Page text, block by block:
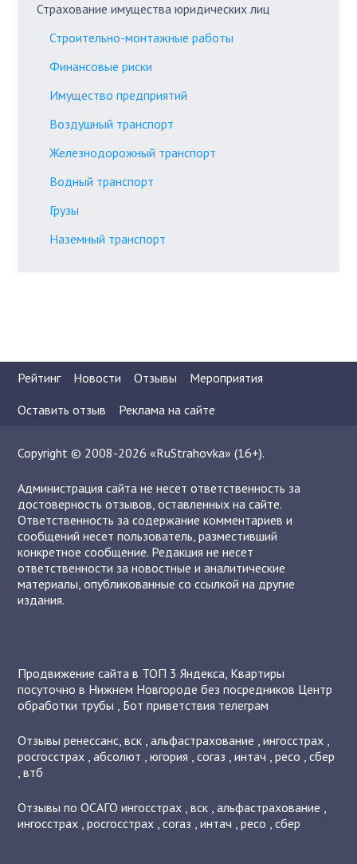
Страхование имущества юридических лиц
Строительно-монтажные работы
Финансовые риски
Имущество предприятий
Воздушный транспорт
Железнодорожный транспорт
Водный транспорт
Грузы
Наземный транспорт
Рейтинг Новости Отзывы
Мероприятия
Оставить отзыв
Реклама на сайте
Copyright © 2008-2026 «RuStrahovka» (16+).
Администрация сайта не несет ответственность за
достоверность отзывов, оставленных на сайте.
Ответственность за содержание комментариев и
сообщений несет пользователь, разместивший
конкретное сообщение. Редакция не несет
ответственности за новостные и аналитические
материалы, опубликованные со ссылкой на другие
издания.
Продвижение сайта в ТОП 3 Яндекса, Квартиры
посуточно в Нижнем Новгороде без посредников Центр
обработки трубы , Бот приветствия телеграм
Отзывыренессанс,вск ,альфастрахование ,ингосстрах ,
росгосстрах ,абсолют ,югория ,согаз ,интач ,ресо ,сбер
,втб
Отзывы по ОСАГОингосстрах ,вск ,альфастрахование ,
ингосстрах ,росгосстрах ,согаз ,интач ,ресо ,сбер